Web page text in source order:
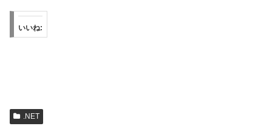
いいね:
.NET